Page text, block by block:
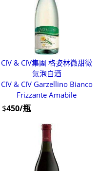
CIV & CIV集團 格姿林微甜微
氣泡白酒
CIV & CIV Garzellino Bianco
Frizzante Amabile
$450/瓶